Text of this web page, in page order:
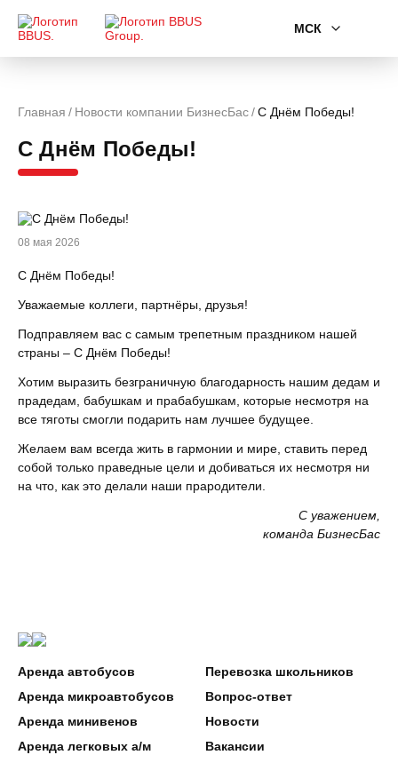
МСК
Главная Новости компании БизнесБас С Днём Победы!
С Днём Победы!
08 мая 2026
С Днём Победы!
Уважаемые коллеги, партнёры, друзья!
Подправляем вас с самым трепетным праздником нашей
страны – С Днём Победы!
Хотим выразить безграничную благодарность нашим дедам и
прадедам, бабушкам и прабабушкам, которые несмотря на
все тяготы смогли подарить нам лучшее будущее.
Желаем вам всегда жить в гармонии и мире, ставить перед
собой только праведные цели и добиваться их несмотря ни
на что, как это делали наши прародители.
С уважением,
команда БизнесБас
Аренда автобусов
Аренда микроавтобусов
Аренда минивенов
Аренда легковых а/м
Перевозка школьников
Вопрос-ответ
Новости
Вакансии